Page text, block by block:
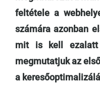
feltétele a
számára azonban
mit is kell ezalatt
megmutatjuk az
a